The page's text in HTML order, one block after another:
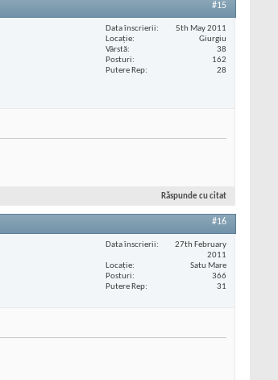
#15
Data înscrierii
5th May 2011
Locaţie
Giurgiu
Vârstă
38
Posturi
162
Putere Rep
28
Răspunde cu citat
#16
Data înscrierii
27th February
2011
Locaţie
Satu Mare
Posturi
366
Putere Rep
31